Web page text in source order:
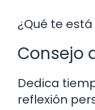
¿Qué te
Consejo
Dedica
reflexión